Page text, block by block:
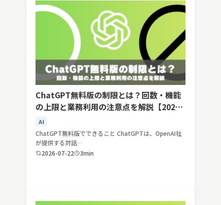
ChatGPT無料版の制限とは？回数・機能
の上限と業務利用の注意点を解説【2026
年最新】
AI
ChatGPT無料版でできること ChatGPTは、OpenAI社
が提供する対話…
2026-07-22
3min